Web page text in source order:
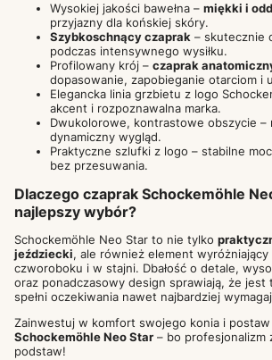
Wysokiej jakości bawełna – miękki i
przyjazny dla końskiej skóry.
Szybkoschnący czaprak – skutecznie
podczas intensywnego wysiłku.
Profilowany krój – czaprak
dopasowanie, zapobieganie otarciom i
Elegancka linia grzbietu z logo
akcent i rozpoznawalna marka.
Dwukolorowe, kontrastowe obszycie –
dynamiczny wygląd.
Praktyczne szlufki z logo – stabilne
bez przesuwania.
Dlaczego czaprak Schockemöhle
najlepszy wybór?
Schockemöhle Neo Star to nie tylko
jeździecki, ale również element
czworoboku i w stajni. Dbałość o detale,
oraz ponadczasowy design sprawiają, że
spełni oczekiwania nawet najbardziej
Zainwestuj w komfort swojego konia i postaw
Schockemöhle Neo Star – bo profesjonalizm
podstaw!